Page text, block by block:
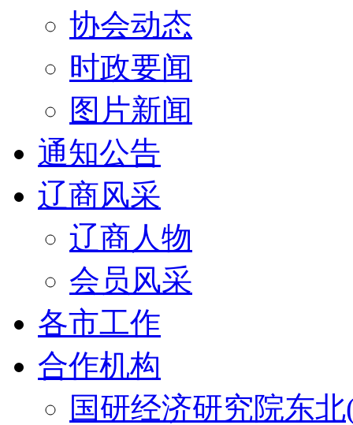
协会动态
时政要闻
图片新闻
通知公告
辽商风采
辽商人物
会员风采
各市工作
合作机构
国研经济研究院东